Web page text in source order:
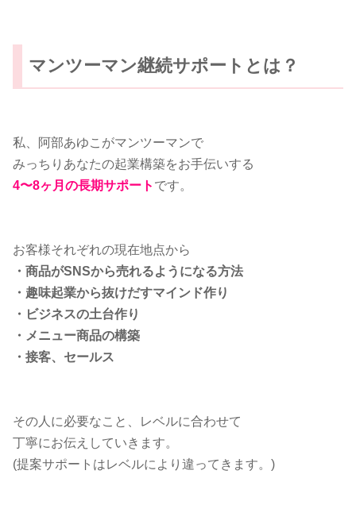
マンツーマン継続サポートとは？
私、阿部あゆこがマンツーマンで
みっちりあなたの起業構築をお手伝いする
4〜8ヶ月の長期サポート です。
お客様それぞれの現在地点から
・商品がSNSから売れるようになる方法
・趣味起業から抜けだすマインド作り
・ビジネスの土台作り
・メニュー商品の構築
・接客、セールス
その人に必要なこと、レベルに合わせて
丁寧にお伝えしていきます。
(提案サポートはレベルにより違ってきます。)